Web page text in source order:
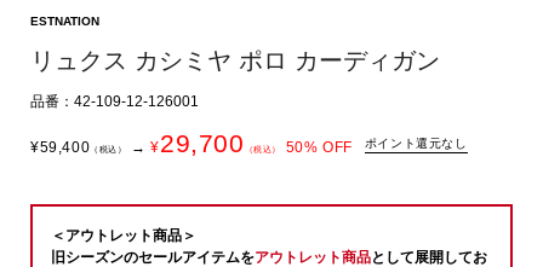
ESTNATION
リュクス カシミヤ ポロ カーディガン
品番：42-109-12-126001
¥59,400 （税込） → ¥29,700 （税込） 50% OFF ポイント還元なし
＜アウトレット商品＞
旧シーズンのセールアイテムをアウトレット商品として展開してお